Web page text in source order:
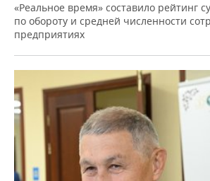
«Реальное время» составило рейтинг
по обороту и средней численности
предприятиях